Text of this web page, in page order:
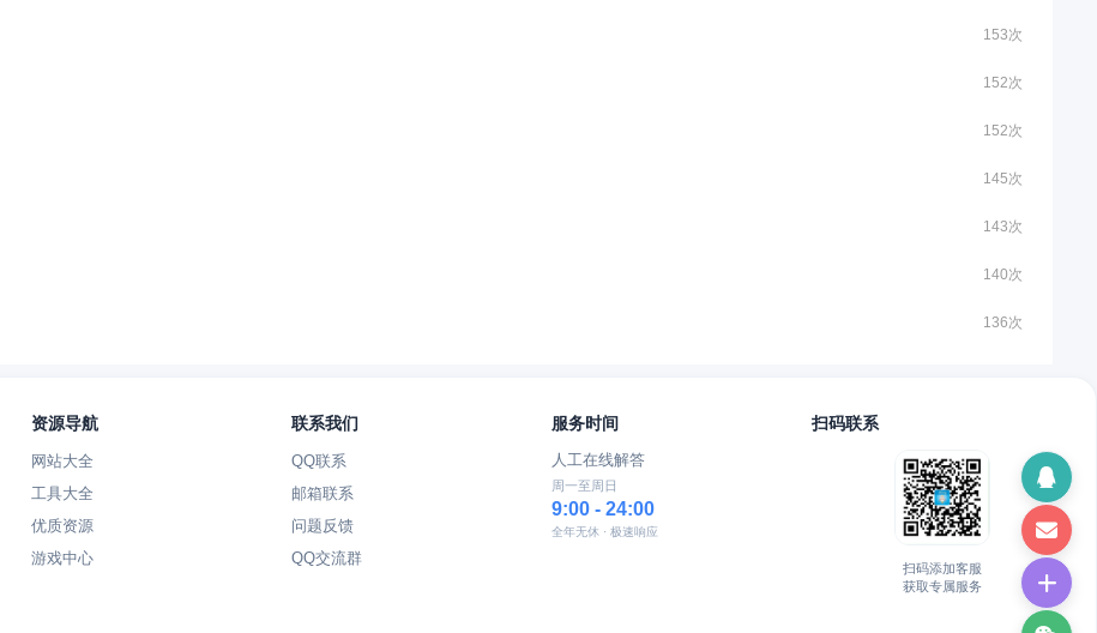
153次
152次
152次
145次
143次
140次
136次
资源导航
网站大全
工具大全
优质资源
游戏中心
联系我们
QQ联系
邮箱联系
问题反馈
QQ交流群
服务时间
人工在线解答
周一至周日
9:00 - 24:00
全年无休 · 极速响应
扫码联系
扫码添加客服
获取专属服务